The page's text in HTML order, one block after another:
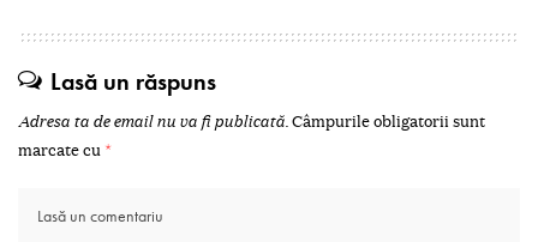
Lasă un răspuns
Adresa ta de email nu va fi publicată.Câmpurile obligatorii sunt
marcate cu *